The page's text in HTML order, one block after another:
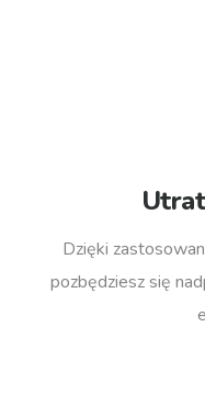
Dzięki
pozbędziesz się